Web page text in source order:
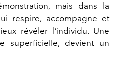
mais dans la
respire, accompagne et
révéler l’individu. Une
superficielle, devient un